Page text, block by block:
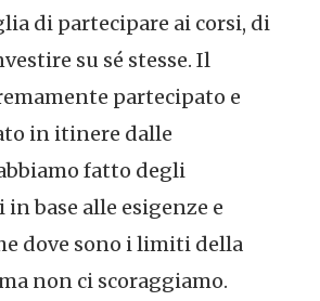
di partecipare ai corsi, di
su sé stesse. Il
partecipato e
in itinere dalle
fatto degli
base alle esigenze e
dove sono i limiti della
non ci scoraggiamo.